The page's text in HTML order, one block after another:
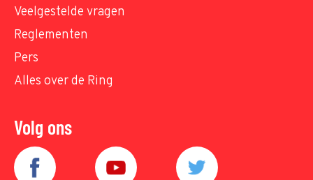
Veelgestelde vragen
Reglementen
Pers
Alles over de Ring
Volg ons